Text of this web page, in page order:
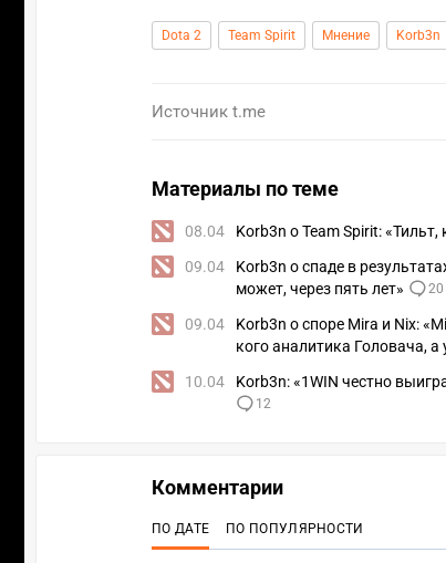
Dota 2 Team Spirit Мнение Korb3n
Источник t.me
Материалы по теме
08.04 Korb3n о Team Spirit:
09.04
Korb3n о спаде в
может, через пять лет»
20
09.04
Korb3n о споре Mira и Nix:
кого аналитика Головача, а
10.04 Korb3n: «1WIN честно
12
Комментарии
ПО ДАТЕ ПО ПОПУЛЯРНОСТИ